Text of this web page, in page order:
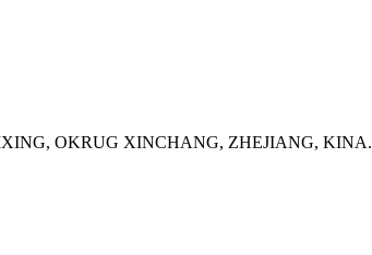
OKRUG XINCHANG, ZHEJIANG, KINA.